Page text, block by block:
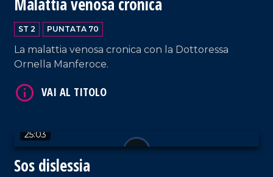
ST 2 PUNTATA 70
La malattia venosa cronica con la Dottoressa
Ornella Manferoce.
25:03
Sos dislessia